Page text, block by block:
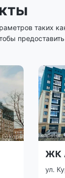
таких
ЖК
ул.